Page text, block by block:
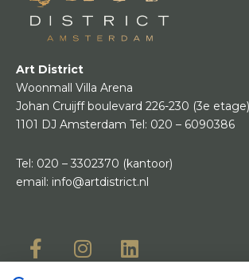
Art District
Woonmall Villa Arena
Johan Cruijff boulevard 226-230 (3e etage)
1101 DJ Amsterdam Tel: 020 – 6090386
Tel: 020 – 3302370 (kantoor)
email: info@artdistrict.nl